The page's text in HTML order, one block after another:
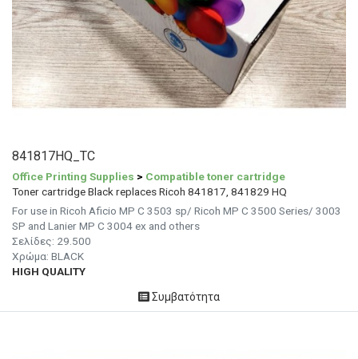
841817HQ_TC
Office Printing Supplies > Compatible toner cartridge
Toner cartridge Black replaces Ricoh 841817, 841829 HQ
For use in Ricoh Aficio MP C 3503 sp/ Ricoh MP C 3500 Series/ 3003
SP and Lanier MP C 3004 ex and others
Σελίδες: 29.500
Χρώμα: BLACK
HIGH QUALITY
Συμβατότητα